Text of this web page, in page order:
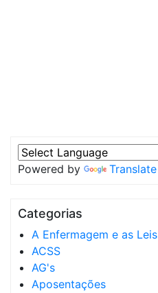
Powered by Translate
Categorias
A Enfermagem e as Leis
ACSS
AG's
Aposentações